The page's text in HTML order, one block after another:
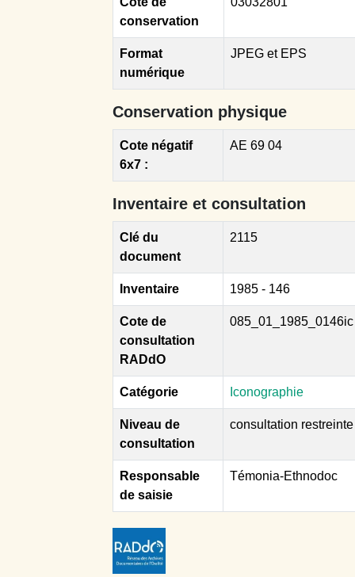
conservation
Format
numérique
JPEG et EPS
Conservation physique
Cote négatif
6x7 :
AE 69 04
Inventaire et consultation
Clé du
document
2115
Inventaire 1985 - 146
Cote de
consultation
RADdO
085_01_1985_0146ic
Catégorie Iconographie
Niveau de
consultation
consultation restreinte
Responsable
de saisie
Témonia-Ethnodoc